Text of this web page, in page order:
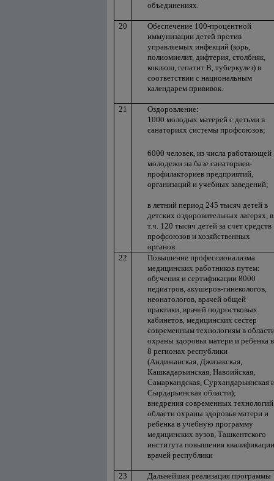
объединениях.
20
Обеспечение 100-процентной
иммунизации детей против
управляемых инфекций (корь,
полиомиелит, дифтерия, столбняк,
коклюш, гепатит В, туберкулез) в
соответствии с национальным
календарем прививок.
21
Оздоровление:
1000 молодых матерей с детьми в
санаториях системы профсоюзов;
6000 человек, из числа работающей
молодежи на базе санаториев-
профилакториев предприятий,
организаций и учебных заведений;
в летний период 245 тысяч детей в
детских оздоровительных лагерях, в
т.ч. 120 тысяч детей за счет средств
профсоюзов и хозяйственных
органов.
22
Повышение профессионализма
медицинских работников путем:
обучения и сертификации 8000
педиатров, акушеров-гинекологов,
неонатологов, врачей общей
практики, врачей подростковых
кабинетов, медицинских сестер
современным технологиям в
охраны здоровья матери и ребенка в
8 регионах республики
(Андижанская, Джизакская,
Кашкадарьинская, Навоийская,
Самаркандская, Сурхандарьинская
Сырдарьинская области);
внедрения современных
области охраны здоровья матери и
ребенка в учебную программу
медицинских вузов, Ташкентского
института повышения квалификации
врачей республики
23
Дальнейшая реализация программы